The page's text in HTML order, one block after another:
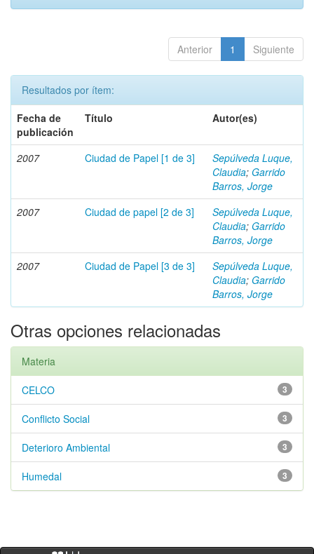
Anterior 1 Siguiente
Resultados por ítem:
Fecha de
publicación
Título Autor(es)
2007 Ciudad de Papel [1 de 3]
Sepúlveda Luque,
Claudia; Garrido
Barros, Jorge
2007
Ciudad de papel [2 de 3]
Sepúlveda Luque,
Claudia; Garrido
Barros, Jorge
2007
Ciudad de Papel [3 de 3]
Sepúlveda Luque,
Claudia; Garrido
Barros, Jorge
Otras opciones relacionadas
Materia
3
CELCO
3
Conflicto Social
3
Deterioro Ambiental
3
Humedal